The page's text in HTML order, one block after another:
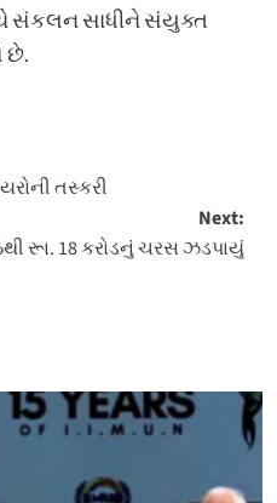
સંકલન સાધીને સંયુક્ત
છે.
તસ્કરી
Next:
રૂા. 18 કરોડનું ચરસ ઝડપાયું